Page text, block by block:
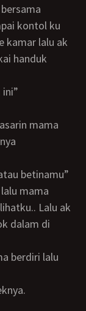
kontol ku
kamar lalu ak
handuk
ini”
betinamu”
Lalu ak
dalam di